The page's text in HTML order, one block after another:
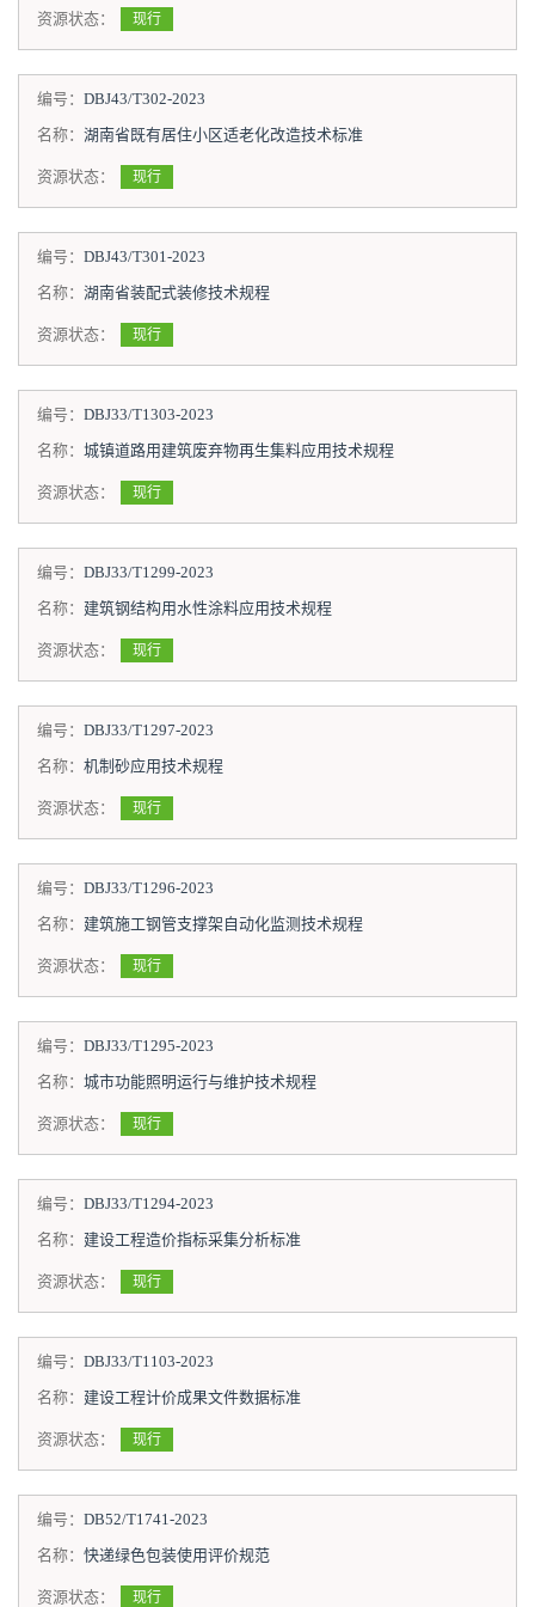
资源状态： 现行
编号： DBJ43/T302-2023
名称： 湖南省既有居住小区适老化改造技术标准
资源状态： 现行
编号： DBJ43/T301-2023
名称： 湖南省装配式装修技术规程
资源状态： 现行
编号： DBJ33/T1303-2023
名称： 城镇道路用建筑废弃物再生集料应用技术规程
资源状态： 现行
编号： DBJ33/T1299-2023
名称： 建筑钢结构用水性涂料应用技术规程
资源状态： 现行
编号： DBJ33/T1297-2023
名称： 机制砂应用技术规程
资源状态： 现行
编号： DBJ33/T1296-2023
名称： 建筑施工钢管支撑架自动化监测技术规程
资源状态： 现行
编号： DBJ33/T1295-2023
名称： 城市功能照明运行与维护技术规程
资源状态： 现行
编号： DBJ33/T1294-2023
名称： 建设工程造价指标采集分析标准
资源状态： 现行
编号： DBJ33/T1103-2023
名称： 建设工程计价成果文件数据标准
资源状态： 现行
编号： DB52/T1741-2023
名称： 快递绿色包装使用评价规范
资源状态： 现行